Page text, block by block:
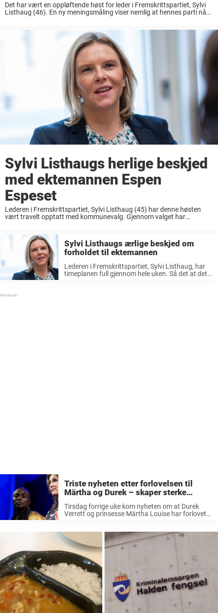
Det har vært en oppløftende høst for leder i Fremskrittspartiet, Sylvi
Listhaug (46). En ny meningsmåling viser nemlig at hennes parti nå
Sylvi Listhaugs herlige beskjed
med ektemannen Espen
Espeset
Lederen i Fremskrittspartiet, Sylvi Listhaug (45) har denne høsten
vært travelt opptatt med kommunevalg. Gjennom valget har
Sylvi Listhaugs ærlige beskjed om
forholdet til ektemannen
Lederen i Fremskrittspartiet, Sylvi Listhaug, har
timeplanen full gjennom hele uken. Så det at det
Triste nyheten etter forlovelsen til
Märtha og Durek – skaper sterke
Tirsdag forrige uke kom nyheten om at Durek
Verrett og prinsesse Märtha Louise har forlovet
på sine respektive Instagram-kontoer.
Forlovelsen ...